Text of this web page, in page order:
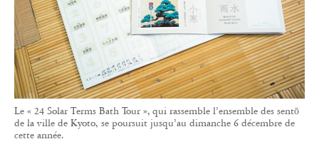
Le « 24 Solar Terms Bath Tour », qui rassemble l’ensemble des sentō
de la ville de Kyoto, se poursuit jusqu’au dimanche 6 décembre de
cette année.